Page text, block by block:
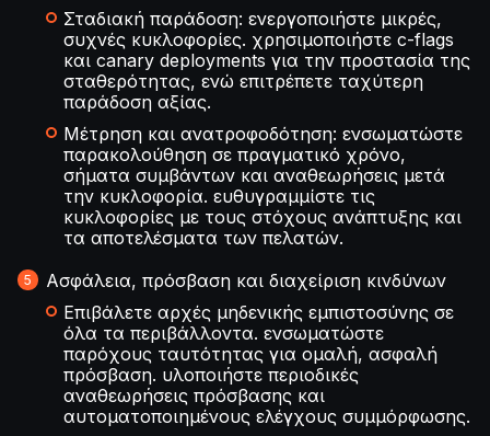
Σταδιακή παράδοση: ενεργοποιήστε μικρές,
συχνές κυκλοφορίες. χρησιμοποιήστε c-flags
και canary deployments για την προστασία της
σταθερότητας, ενώ επιτρέπετε ταχύτερη
παράδοση αξίας.
Μέτρηση και ανατροφοδότηση: ενσωματώστε
παρακολούθηση σε πραγματικό χρόνο,
σήματα συμβάντων και αναθεωρήσεις μετά
την κυκλοφορία. ευθυγραμμίστε τις
κυκλοφορίες με τους στόχους ανάπτυξης και
τα αποτελέσματα των πελατών.
Ασφάλεια, πρόσβαση και διαχείριση κινδύνων
Επιβάλετε αρχές μηδενικής εμπιστοσύνης σε
όλα τα περιβάλλοντα. ενσωματώστε
παρόχους ταυτότητας για ομαλή, ασφαλή
πρόσβαση. υλοποιήστε περιοδικές
αναθεωρήσεις πρόσβασης και
αυτοματοποιημένους ελέγχους συμμόρφωσης.